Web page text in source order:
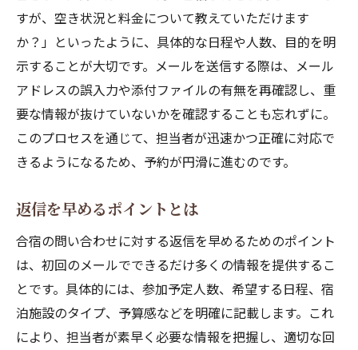
すが、空き状況と料金について教えていただけます
か？」といったように、具体的な日程や人数、目的を明
示することが大切です。メールを送信する際は、メール
アドレスの誤入力や添付ファイルの有無を再確認し、重
要な情報が抜けていないかを確認することも忘れずに。
このプロセスを通じて、担当者が迅速かつ正確に対応で
きるようになるため、予約が円滑に進むのです。
返信を早めるポイントとは
合宿の問い合わせに対する返信を早めるためのポイント
は、初回のメールでできるだけ多くの情報を提供するこ
とです。具体的には、参加予定人数、希望する日程、宿
泊施設のタイプ、予算感などを明確に記載します。これ
により、担当者が素早く必要な情報を把握し、適切な回